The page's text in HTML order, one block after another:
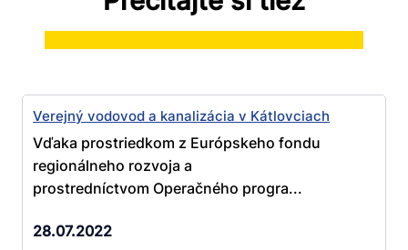
Verejný vodovod a kanalizácia v Kátlovciach
Vďaka prostriedkom z Európskeho fondu
regionálneho rozvoja a
prostredníctvom Operačného progra...
28.07.2022